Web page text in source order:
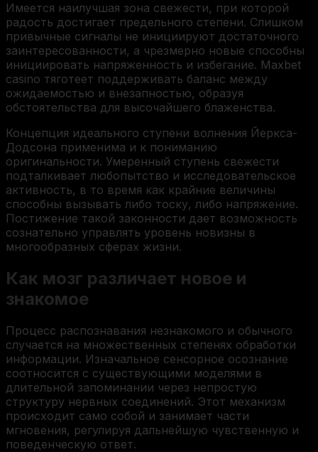
Имеется наилучшая зона свежести, при которой
радость достигает предельного степени. Слишком
привычные сигналы не инициируют достаточного
заинтересованности, а чрезмерно новые способны
инициировать напряженность и избегание. Maxbet
casino тяготеет поддерживать баланс между
ожидаемостью и внезапностью, образуя
обстоятельства для высочайшего блаженства.
Концепция идеального ступени волнения Йеркса-
Додсона применима и к пониманию
оригинальности. Умеренный ступень свежести
подталкивает любопытство и исследовательское
активность, в то время как крайние величины
способны вызывать либо тоску, либо напряжение.
Постижение такой законности дает возможность
сознательно управлять уровень новизны в
многообразных сферах жизни.
Как мозг различает новое и
знакомое
Процесс распознавания незнакомого и обычного
случается на множественных степенях обработки
информации. Изначальное сенсорное осознание
соотносится с существующими моделями в
длительной запоминании через непростую
структуру нервных соединений. Этот механизм
происходит само собой и занимает части
мгновения, регулируя дальнейшую чувственную и
поведенческую ответ.